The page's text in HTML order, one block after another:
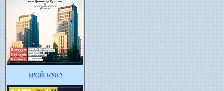
БРОЙ 1/2012